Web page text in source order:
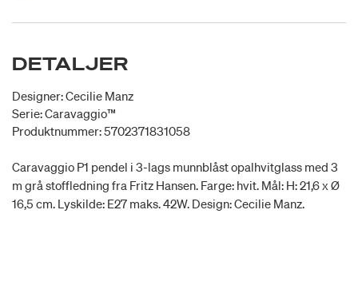
DETALJER
Designer: Cecilie Manz
Serie: Caravaggio™
Produktnummer: 5702371831058
Caravaggio P1 pendel i 3-lags munnblåst opalhvitglass med 3
m grå stoffledning fra Fritz Hansen. Farge: hvit. Mål: H: 21,6 x Ø
16,5 cm. Lyskilde: E27 maks. 42W. Design: Cecilie Manz.